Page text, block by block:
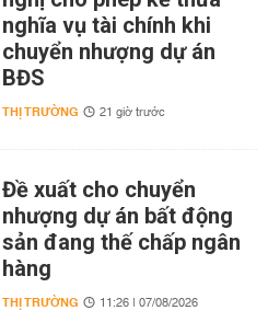
nghĩa vụ tài chính khi
chuyển nhượng dự án
BĐS
THỊ TRƯỜNG 21 giờ trước
Đề xuất cho chuyển
nhượng dự án bất động
sản đang thế chấp ngân
hàng
THỊ TRƯỜNG 11:26 | 07/08/2026